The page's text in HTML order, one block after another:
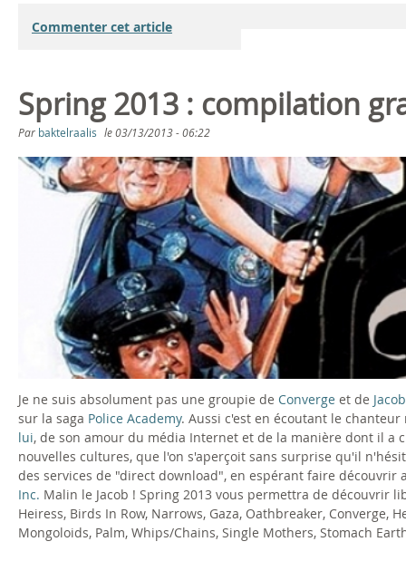
Commenter cet article
Spring 2013 : compilation
Par baktelraalis le03/13/2013 - 06:22
Je ne suis absolument pas une groupie de Converge et de
sur la saga Police Academy. Aussi c'est en écoutant le
lui, de son amour du média Internet et de la manière dont il a
nouvelles cultures, que l'on s'aperçoit sans surprise qu'il
des services de "direct download", en espérant faire
Inc. Malin le Jacob ! Spring 2013 vous permettra de découvrir
Heiress, Birds In Row, Narrows, Gaza, Oathbreaker, Converge,
Mongoloids, Palm, Whips/Chains, Single Mothers, Stomach